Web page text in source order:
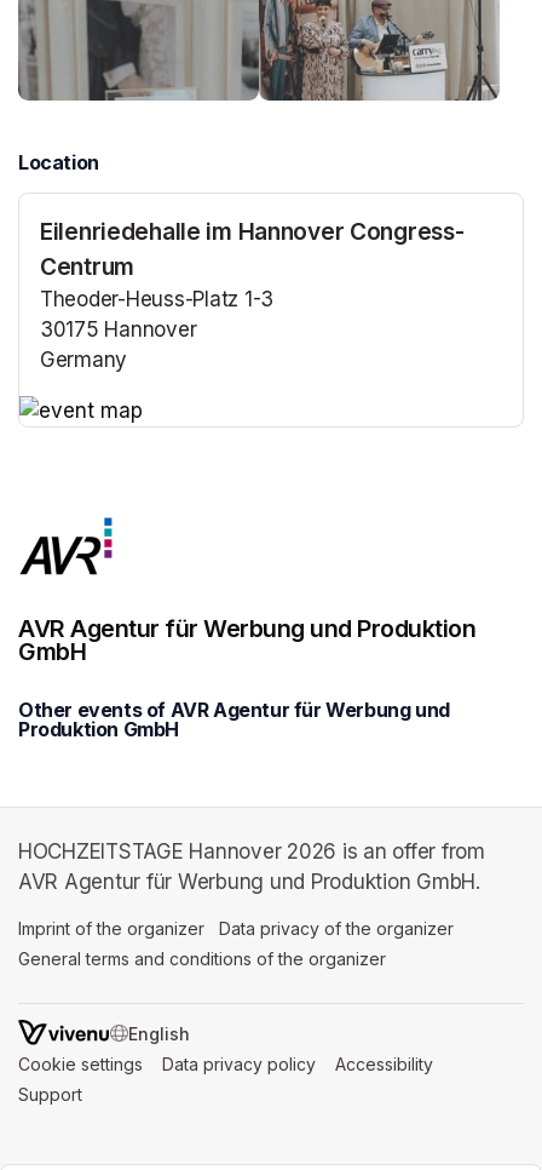
Location
Eilenriedehalle im Hannover Congress-
Centrum
Theoder-Heuss-Platz 1-3
30175 Hannover
Germany
AVR Agentur für Werbung und Produktion
GmbH
Other events of AVR Agentur für Werbung und
Produktion GmbH
HOCHZEITSTAGE Hannover 2026 is an offer from
AVR Agentur für Werbung und Produktion GmbH.
Imprint of the organizer (opens in a new tab)
Data privacy of the organizer
General terms and conditions of the organizer
SWITCH LANGUAGE
Cookie settings (opens in a new tab)
Data privacy policy (opens in a new tab)
Accessibility
Support